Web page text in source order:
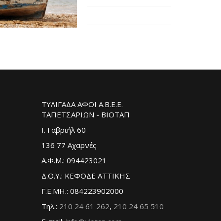
ΤΥΛΙΓΑΔΑ ΑΦΟΙ Α.Β.Ε.Ε.
ΤΑΠΕΤΣΑΡΙΩΝ - ΒΙΟΤΑΠ
Ι. Γαβριήλ 60
136 77 Αχαρνές
Α.Φ.Μ.: 094423021
Δ.Ο.Υ.: ΚΕΦΟΔΕ ΑΤΤΙΚΗΣ
Γ.Ε.ΜΗ.: 084223902000
Τηλ.: 210 24 61 262, 210 24 65 510